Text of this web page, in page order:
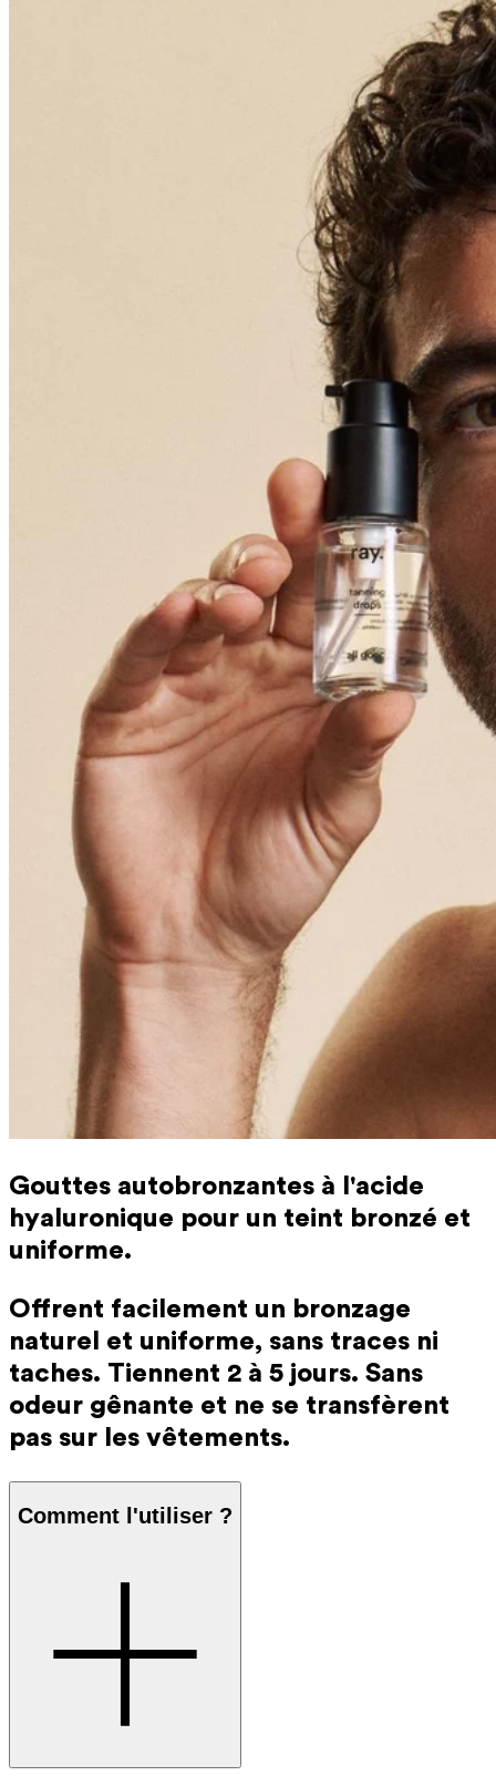
Gouttes autobronzantes à l'acide
hyaluronique pour un teint bronzé et
uniforme.
Offrent facilement un bronzage
naturel et uniforme, sans traces ni
taches. Tiennent 2 à 5 jours. Sans
odeur gênante et ne se transfèrent
pas sur les vêtements.
Comment l'utiliser ?